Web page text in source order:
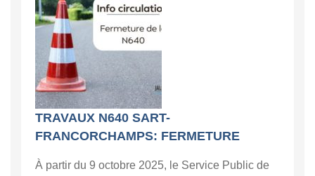
TRAVAUX N640 SART-
FRANCORCHAMPS: FERMETURE
À partir du 9 octobre 2025, le Service Public de